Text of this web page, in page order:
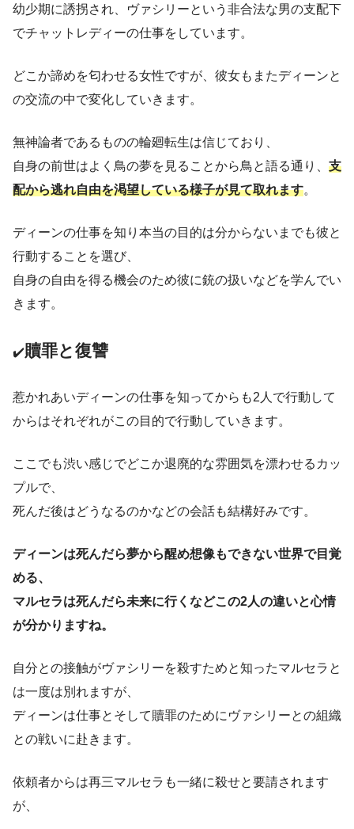
幼少期に誘拐され、ヴァシリーという非合法な男の支配下
でチャットレディーの仕事をしています。
どこか諦めを匂わせる女性ですが、彼女もまたディーンと
の交流の中で変化していきます。
無神論者であるものの輪廻転生は信じており、
自身の前世はよく鳥の夢を見ることから鳥と語る通り、 支
配から逃れ自由を渇望している様子が見て取れます。
ディーンの仕事を知り本当の目的は分からないまでも彼と
行動することを選び、
自身の自由を得る機会のため彼に銃の扱いなどを学んでい
きます。
✔️贖罪と復讐
惹かれあいディーンの仕事を知ってからも2人で行動して
からはそれぞれがこの目的で行動していきます。
ここでも渋い感じでどこか退廃的な雰囲気を漂わせるカッ
プルで、
死んだ後はどうなるのかなどの会話も結構好みです。
ディーンは死んだら夢から醒め想像もできない世界で目覚
める、
マルセラは死んだら未来に行くなどこの2人の違いと心情
が分かりますね。
自分との接触がヴァシリーを殺すためと知ったマルセラと
は一度は別れますが、
ディーンは仕事とそして贖罪のためにヴァシリーとの組織
との戦いに赴きます。
依頼者からは再三マルセラも一緒に殺せと要請されます
が、